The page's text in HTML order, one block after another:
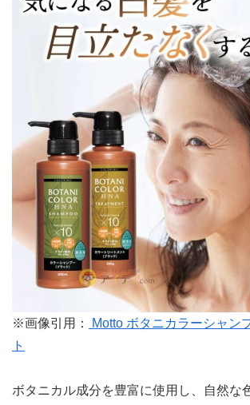
※画像引用：
Motto ボタニカラーシャン
ト
ボタニカル成分を豊富に使用し、自然な